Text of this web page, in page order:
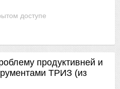
доступе
продуктивней и
ТРИЗ (из